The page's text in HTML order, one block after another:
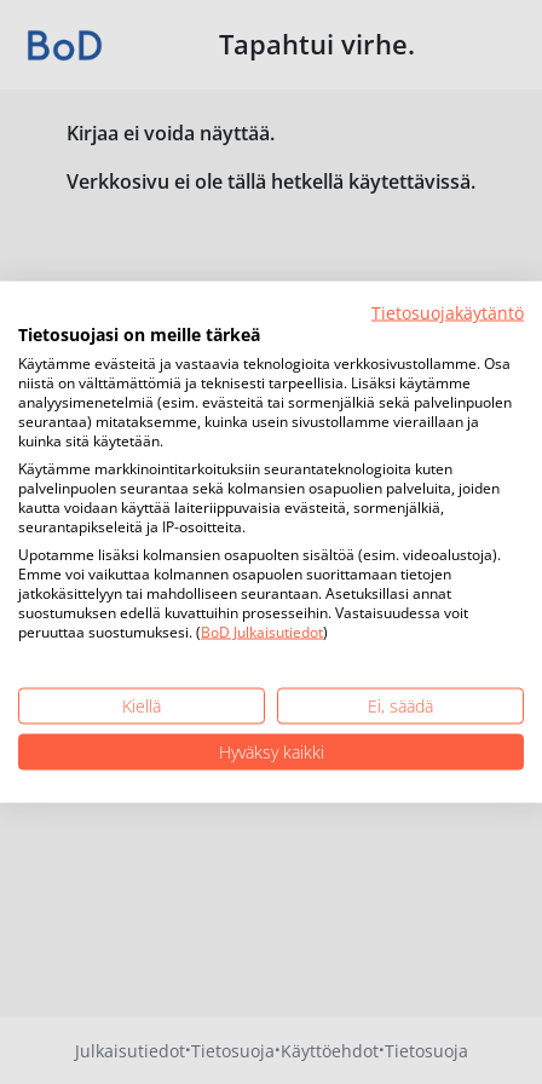
Tapahtui virhe.
Kirjaa ei voida näyttää.
Verkkosivu ei ole tällä hetkellä käytettävissä.
Julkaisutiedot·Tietosuoja·Käyttöehdot·Tietosuoja
Tietosuojakäytäntö
Tietosuojasi on meille tärkeä
Käytämme evästeitä ja vastaavia teknologioita verkkosivustollamme. Osa
niistä on välttämättömiä ja teknisesti tarpeellisia. Lisäksi käytämme
analyysimenetelmiä (esim. evästeitä tai sormenjälkiä sekä palvelinpuolen
seurantaa) mitataksemme, kuinka usein sivustollamme vieraillaan ja
kuinka sitä käytetään.
Käytämme markkinointitarkoituksiin seurantateknologioita kuten
palvelinpuolen seurantaa sekä kolmansien osapuolien palveluita, joiden
kautta voidaan käyttää laiteriippuvaisia evästeitä, sormenjälkiä,
seurantapikseleitä ja IP-osoitteita.
Upotamme lisäksi kolmansien osapuolten sisältöä (esim. videoalustoja).
Emme voi vaikuttaa kolmannen osapuolen suorittamaan tietojen
jatkokäsittelyyn tai mahdolliseen seurantaan. Asetuksillasi annat
suostumuksen edellä kuvattuihin prosesseihin. Vastaisuudessa voit
peruuttaa suostumuksesi. (BoD Julkaisutiedot)
Kiellä
Ei, säädä
Hyväksy kaikki